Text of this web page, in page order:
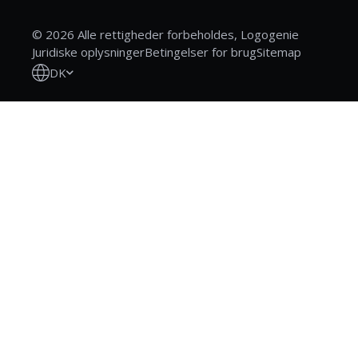
© 2026 Alle rettigheder forbeholdes, Logogenie
Juridiske oplysningerBetingelser for brugSitemap
DK